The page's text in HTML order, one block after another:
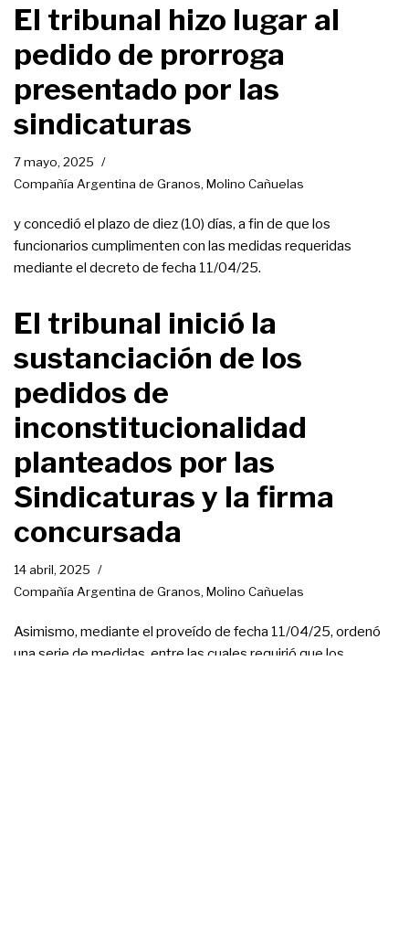
El tribunal hizo lugar al
pedido de prorroga
presentado por las
sindicaturas
7 mayo, 2025
Compañía Argentina de Granos, Molino Cañuelas
y concedió el plazo de diez (10) días, a fin de que los
funcionarios cumplimenten con las medidas requeridas
mediante el decreto de fecha 11/04/25.
El tribunal inició la
sustanciación de los
pedidos de
inconstitucionalidad
planteados por las
Sindicaturas y la firma
concursada
14 abril, 2025
Compañía Argentina de Granos, Molino Cañuelas
Asimismo, mediante el proveído de fecha 11/04/25, ordenó
una serie de medidas, entre las cuales requirió que los